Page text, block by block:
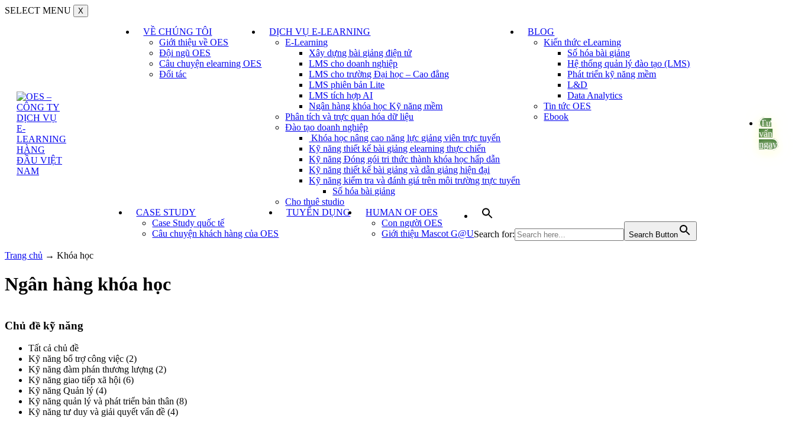
SELECT MENU X
VỀ CHÚNG TÔI
Giới thiệu về OES
Đội ngũ OES
Câu chuyện elearning OES
Đối tác
DỊCH VỤ E-LEARNING
E-Learning
Xây dựng bài giảng điện tử
LMS cho doanh nghiệp
LMS cho trường Đại học – Cao đẳng
LMS phiên bản Lite
LMS tích hợp AI
Ngân hàng khóa học Kỹ năng mềm
Phân tích và trực quan hóa dữ liệu
Đào tạo doanh nghiệp
Khóa học nâng cao năng lực giảng viên trực tuyến
Kỹ năng thiết kế bài giảng elearning thực chiến
Kỹ năng Đóng gói tri thức thành khóa học hấp dẫn
Kỹ năng thiết kế bài giảng và dẫn giảng hiện đại
Kỹ năng kiểm tra và đánh giá trên môi trường trực tuyến
Số hóa bài giảng
Cho thuê studio
BLOG
Kiến thức eLearning
Số hóa bài giảng
Hệ thống quản lý đào tạo (LMS)
Phát triển kỹ năng mềm
L&D
Data Analytics
Tin tức OES
Ebook
CASE STUDY
Case Study quốc tế
Câu chuyện khách hàng của OES
TUYỂN DỤNG
HUMAN OF OES
Con người OES
Giới thiệu Mascot G@USearch for: Search Button
Tư
vấn
ngay
Trang chủ → Khóa học
Ngân hàng khóa học
Chủ đề kỹ năng
Tất cả chủ đề
Kỹ năng bổ trợ công việc (2)
Kỹ năng đàm phán thương lượng (2)
Kỹ năng giao tiếp xã hội (6)
Kỹ năng Quản lý (4)
Kỹ năng quản lý và phát triển bản thân (8)
Kỹ năng tư duy và giải quyết vấn đề (4)